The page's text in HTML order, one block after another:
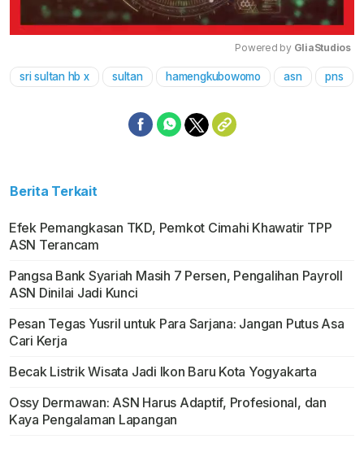
Mute
Powered by GliaStudios
sri sultan hb x sultan hamengkubowomo asn pns
Berita Terkait
Efek Pemangkasan TKD, Pemkot Cimahi Khawatir TPP
ASN Terancam
Pangsa Bank Syariah Masih 7 Persen, Pengalihan Payroll
ASN Dinilai Jadi Kunci
Pesan Tegas Yusril untuk Para Sarjana: Jangan Putus Asa
Cari Kerja
Becak Listrik Wisata Jadi Ikon Baru Kota Yogyakarta
Ossy Dermawan: ASN Harus Adaptif, Profesional, dan
Kaya Pengalaman Lapangan